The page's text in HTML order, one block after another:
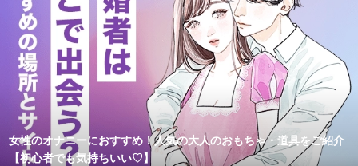
女性のオナニーにおすすめ！人気の大人のおもちゃ・道具をご紹介
【初心者でも気持ちいい♡】